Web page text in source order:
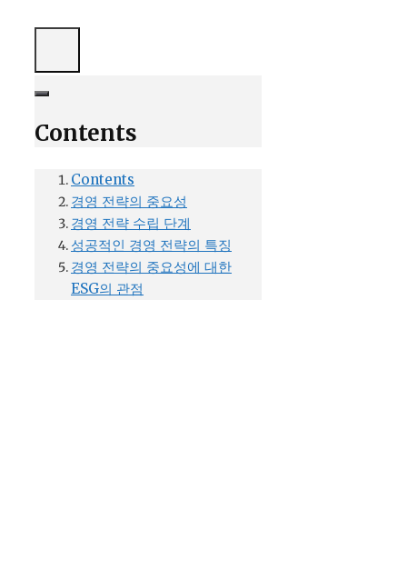
Contents
Contents
경영 전략의 중요성
경영 전략 수립 단계
성공적인 경영 전략의 특징
경영 전략의 중요성에 대한
ESG의 관점